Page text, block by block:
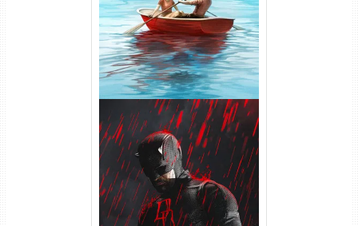
Demolidor: Renascido 2ª
Temporada (2026) WEB-DL